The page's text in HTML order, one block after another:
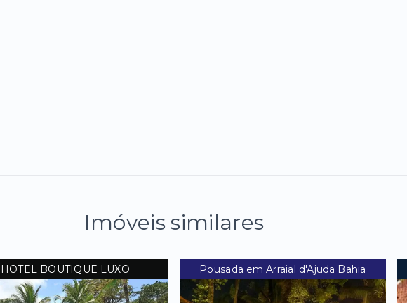
Imóveis similares
HOTEL BOUTIQUE LUXO Pousada em Arraial d'Ajuda Bahia